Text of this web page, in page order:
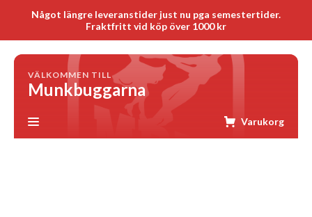
Något längre leveranstider just nu pga semestertider.
Fraktfritt vid köp över 1000 kr
VÄLKOMMEN TILL
Munkbuggarna
Varukorg